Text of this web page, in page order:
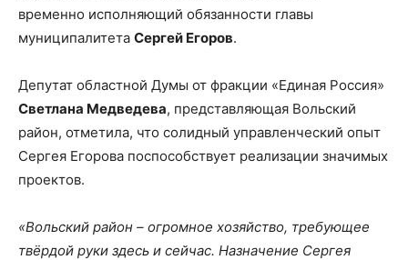
временно исполняющий обязанности главы
муниципалитета Сергей Егоров.
Депутат областной Думы от фракции «Единая Россия»
Светлана Медведева, представляющая Вольский
район, отметила, что солидный управленческий опыт
Сергея Егорова поспособствует реализации значимых
проектов.
«Вольский район – огромное хозяйство, требующее
твёрдой руки здесь и сейчас. Назначение Сергея